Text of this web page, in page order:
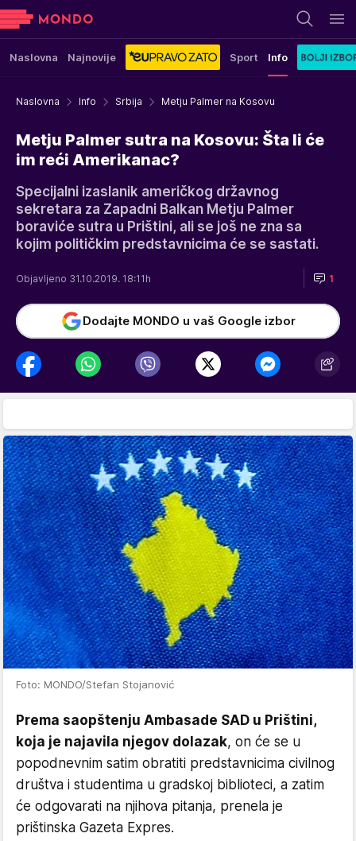
Naslovna Najnovije Sport Info
Naslovna Info Srbija Metju Palmer na Kosovu
Metju Palmer sutra na Kosovu: Šta li će
im reći Amerikanac?
Specijalni izaslanik američkog državnog
sekretara za Zapadni Balkan Metju Palmer
boraviće sutra u Prištini, ali se još ne zna sa
kojim političkim predstavnicima će se sastati.
Objavljeno 31.10.2019. 18:11h 1
Dodajte MONDO u vaš Google izbor
Foto: MONDO/Stefan Stojanović
Prema saopštenju Ambasade SAD u Prištini,
koja je najavila njegov dolazak, on će se u
popodnevnim satim obratiti predstavnicima civilnog
društva i studentima u gradskoj biblioteci, a zatim
će odgovarati na njihova pitanja, prenela je
prištinska Gazeta Expres.